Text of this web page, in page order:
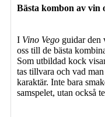
Bästa kombon av vin
I Vino Vego guidar den
oss till de bästa
Som utbildad kock
tas tillvara och vad
karaktär. Inte bara
samspelet, utan också